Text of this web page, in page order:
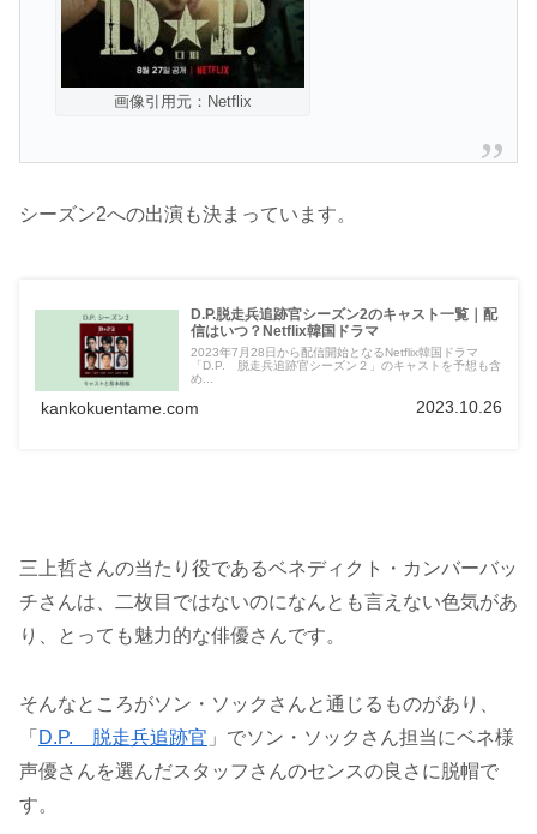
画像引用元：Netflix
シーズン2への出演も決まっています。
D.P.脱走兵追跡官シーズン2のキャスト一覧｜配
信はいつ？Netflix韓国ドラマ
2023年7月28日から配信開始となるNetflix韓国ドラマ
「D.P. 脱走兵追跡官シーズン２」のキャストを予想も含
め...
kankokuentame.com 2023.10.26
三上哲さんの当たり役であるベネディクト・カンバーバッ
チさんは、二枚目ではないのになんとも言えない色気があ
り、とっても魅力的な俳優さんです。
そんなところがソン・ソックさんと通じるものがあり、
「 D.P. 脱走兵追跡官 」でソン・ソックさん担当にベネ様
声優さんを選んだスタッフさんのセンスの良さに脱帽で
す。